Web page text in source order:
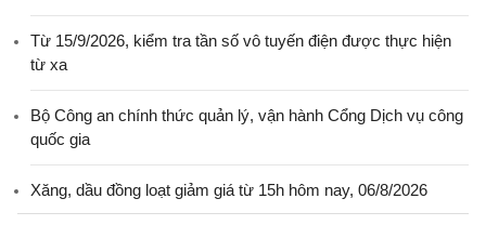
Từ 15/9/2026, kiểm tra tần số vô tuyến điện được thực hiện
từ xa
Bộ Công an chính thức quản lý, vận hành Cổng Dịch vụ công
quốc gia
Xăng, dầu đồng loạt giảm giá từ 15h hôm nay, 06/8/2026